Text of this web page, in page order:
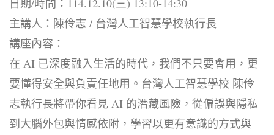
日期/時間：114.12.10(三) 13:10-14:30
主講人：陳伶志 / 台灣人工智慧學校執行長
講座內容：
在 AI 已深度融入生活的時代，我們不只要會用，更
要懂得安全與負責任地用。台灣人工智慧學校 陳伶
志執行長將帶你看見 AI 的潛藏風險，從偏誤與隱私
到大腦外包與情感依附，學習以更有意識的方式與